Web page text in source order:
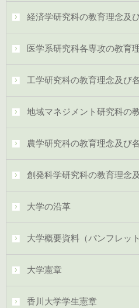
経済学研究科の教育理念及
医学系研究科各専攻の教育
工学研究科の教育理念及び
地域マネジメント研究科の
農学研究科の教育理念及び
創発科学研究科の教育理念
大学の沿革
大学概要資料（パンフレット
大学憲章
香川大学学生憲章